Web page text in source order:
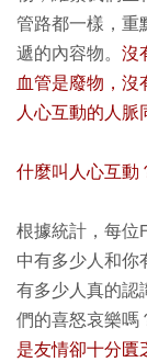
管路都一樣，重
遞的內容物。 沒
血管是廢物，沒
人心互動的人脈
什麼叫人心互動
根據統計，每位
中有多少人和你
有多少人真的認
們的喜怒哀樂嗎
是友情卻十分匱